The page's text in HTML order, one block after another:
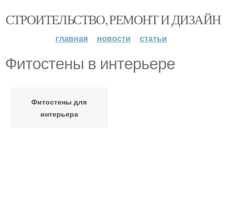
СТРОИТЕЛЬСТВО, РЕМОНТ И ДИЗАЙН
главная новости статьи
Фитостены в интерьере
Фитостены для
интерьера